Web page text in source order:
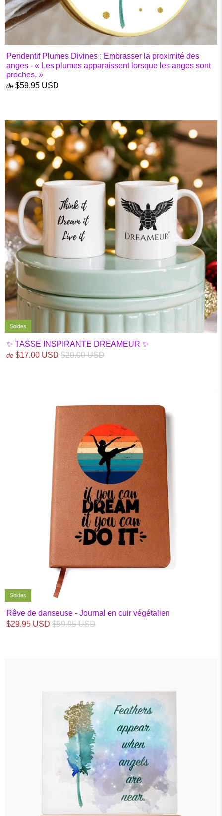
Pendentif Plumes Divines : Embrasser la proximité des
anges - « Les plumes apparaissent lorsque les anges sont
proches. »
de $59.95 USD
Soldes
✨ TASSE INSPIRANTE DREAMEUR ✨
de $17.00 USD $20.00 USD
Soldes
Rêve de danseuse - Journal en cuir végétalien
$29.95 USD $59.95 USD